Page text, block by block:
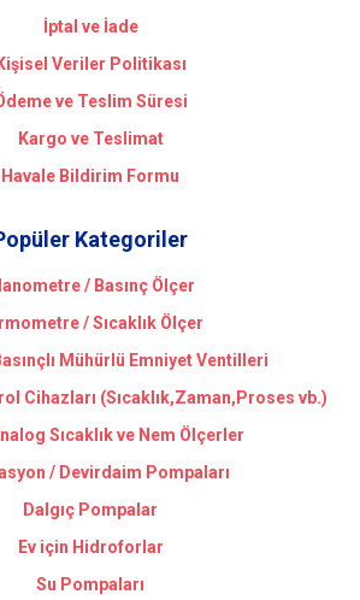
İptal ve İade
Kişisel Veriler Politikası
ve Teslim Süresi
Kargo ve Teslimat
Havale Bildirim Formu
Kategoriler
/ Basınç Ölçer
/ Sıcaklık Ölçer
Mühürlü Emniyet Ventilleri
Cihazları (Sıcaklık,Zaman,Proses vb.)
Sıcaklık ve Nem Ölçerler
/ Devirdaim Pompaları
Dalgıç Pompalar
Ev için Hidroforlar
Su Pompaları